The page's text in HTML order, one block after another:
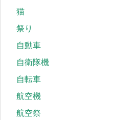
猫
祭り
自動車
自衛隊機
自転車
航空機
航空祭